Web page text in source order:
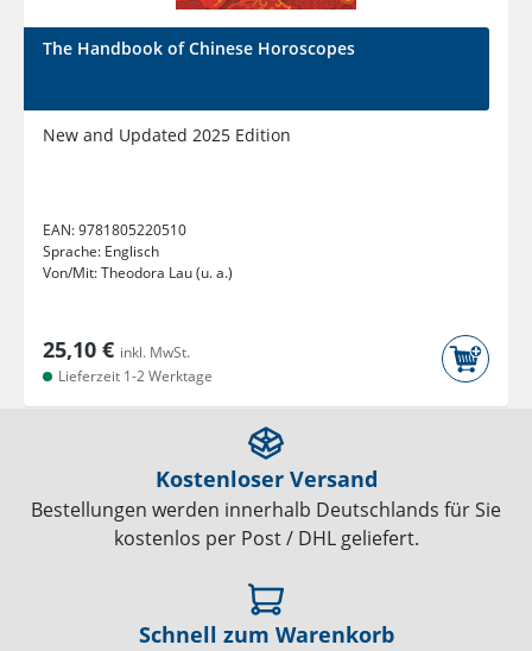
The Handbook of Chinese Horoscopes
New and Updated 2025 Edition
EAN:9781805220510
Sprache: Englisch
Von/Mit:Theodora Lau (u. a.)
25,10 € inkl. MwSt.
Lieferzeit 1-2 Werktage
Kostenloser Versand
Bestellungen werden innerhalb Deutschlands für Sie
kostenlos per Post / DHL geliefert.
Schnell zum Warenkorb